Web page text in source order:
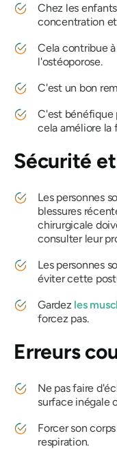
Chez les
concentration
Cela contribue
l'ostéoporose.
C'est un bon
C'est bénéfique
cela améliore la
Sécurité
Les personnes
blessures
chirurgicale
consulter leur
Les personnes
éviter cette
Gardez les
forcez pas.
Erreurs
Ne pas faire
surface inégale
Forcer son
respiration.